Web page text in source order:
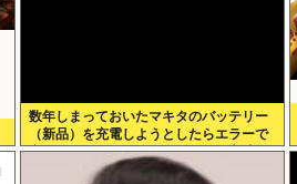
数年しまっておいたマキタのバッテリー
（新品）を充電しようとしたらエラーで
充電できないんだが！復活させる方法教